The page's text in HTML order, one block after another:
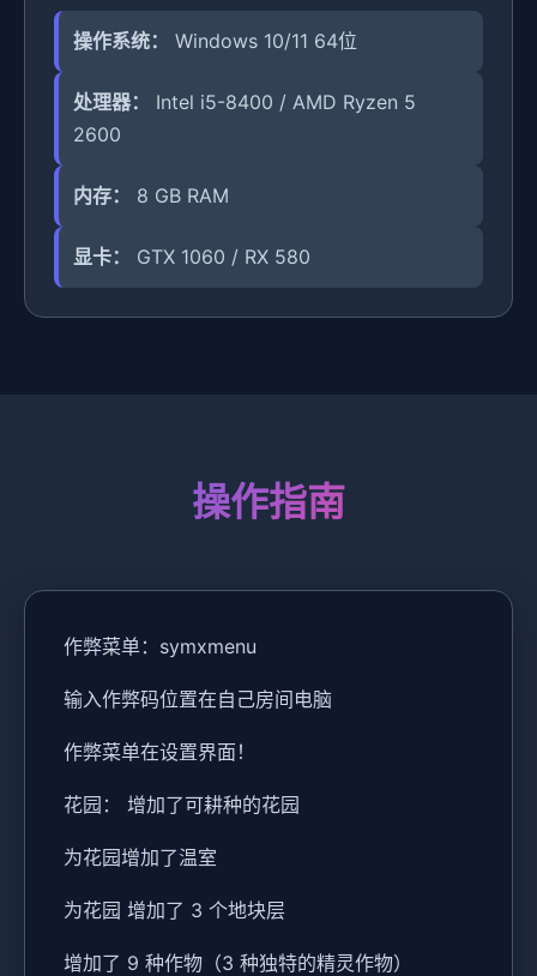
操作系统： Windows 10/11 64位
处理器：
Intel i5-8400 / AMD Ryzen 5
2600
内存： 8 GB RAM
显卡： GTX 1060 / RX 580
操作指南
作弊菜单：symxmenu
输入作弊码位置在自己房间电脑
作弊菜单在设置界面！
花园： 增加了可耕种的花园
为花园增加了温室
为花园 增加了 3 个地块层
增加了 9 种作物（3 种独特的精灵作物）